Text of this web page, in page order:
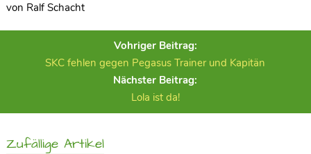
von Ralf Schacht
Vohriger Beitrag:
SKC fehlen gegen Pegasus Trainer und Kapitän
Nächster Beitrag:
Lola ist da!
Zufällige Artikel